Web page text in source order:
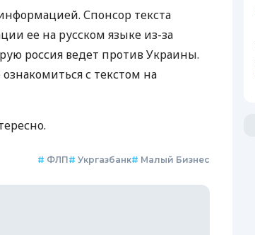
Спонсор текста
ее на русском языке из-за
россия ведет против Украины.
с текстом на
# ФЛП# Укргазбанк# Малый Бизнес